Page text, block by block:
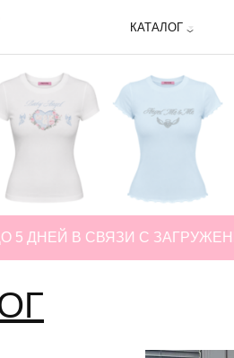
КАТАЛОГ
В СВЯЗИ С